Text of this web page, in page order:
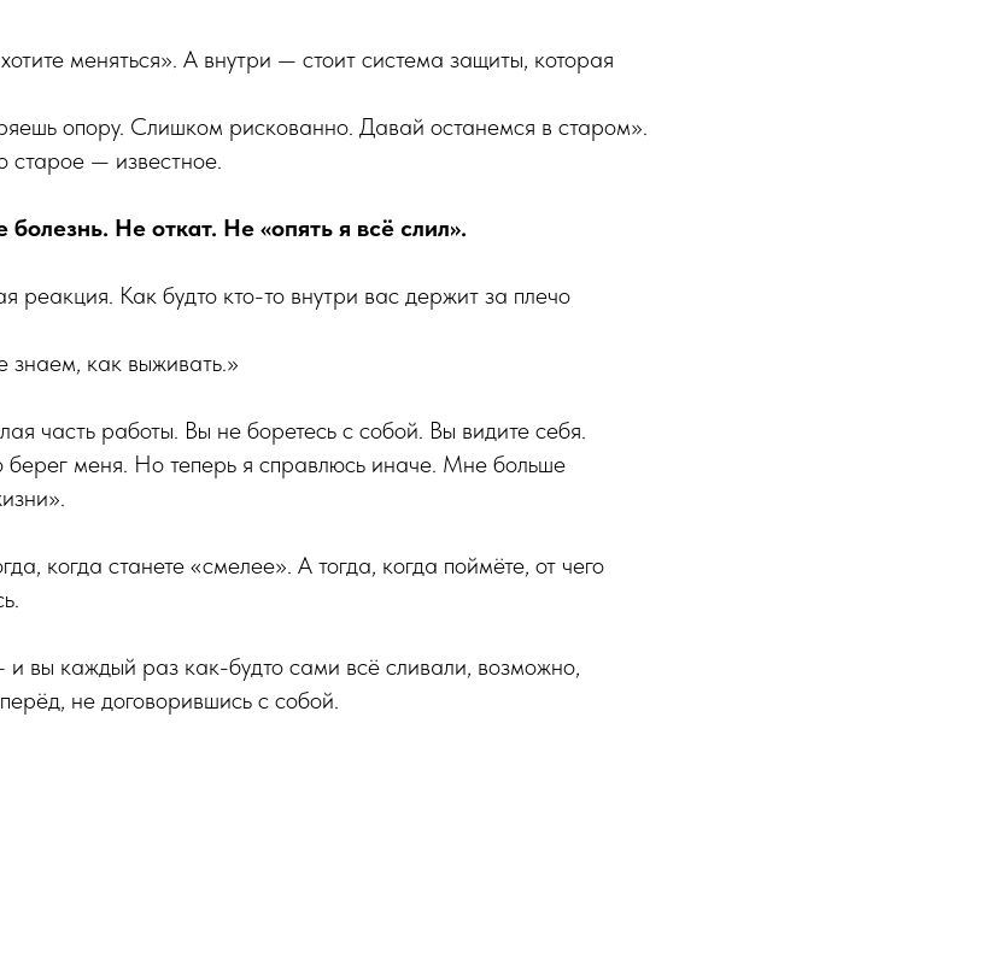
меняться». А внутри — стоит система защиты, которая
опору. Слишком рискованно. Давай останемся в старом».
старое — известное.
Не откат. Не «опять я всё слил».
реакция. Как будто кто-то внутри вас держит за плечо
как выживать.»
часть работы. Вы не боретесь с собой. Вы видите себя.
берег меня. Но теперь я справлюсь иначе. Мне больше
когда станете «смелее». А тогда, когда поймёте, от чего
и вы каждый раз как-будто сами всё сливали, возможно,
не договорившись с собой.